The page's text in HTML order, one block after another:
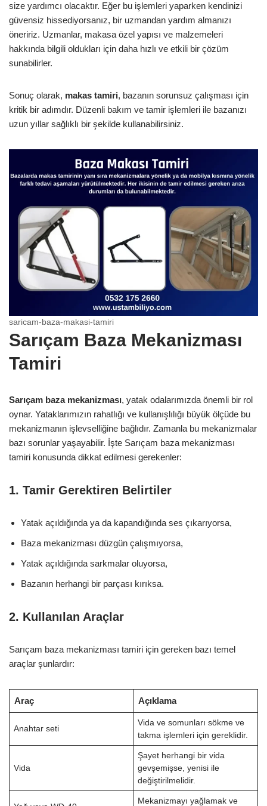
size yardımcı olacaktır. Eğer bu işlemleri yaparken kendinizi
güvensiz hissediyorsanız, bir uzmandan yardım almanızı
öneririz. Uzmanlar, makasa özel yapısı ve malzemeleri
hakkında bilgili oldukları için daha hızlı ve etkili bir çözüm
sunabilirler.
Sonuç olarak, makas tamiri, bazanın sorunsuz çalışması için
kritik bir adımdır. Düzenli bakım ve tamir işlemleri ile bazanızı
uzun yıllar sağlıklı bir şekilde kullanabilirsiniz.
saricam-baza-makasi-tamiri
Sarıçam Baza Mekanizması
Tamiri
Sarıçam baza mekanizması, yatak odalarımızda önemli bir rol
oynar. Yataklarımızın rahatlığı ve kullanışlılığı büyük ölçüde bu
mekanizmanın işlevselliğine bağlıdır. Zamanla bu mekanizmalar
bazı sorunlar yaşayabilir. İşte Sarıçam baza mekanizması
tamiri konusunda dikkat edilmesi gerekenler:
1. Tamir Gerektiren Belirtiler
Yatak açıldığında ya da kapandığında ses çıkarıyorsa,
Baza mekanizması düzgün çalışmıyorsa,
Yatak açıldığında sarkmalar oluyorsa,
Bazanın herhangi bir parçası kırıksa.
2. Kullanılan Araçlar
Sarıçam baza mekanizması tamiri için gereken bazı temel
araçlar şunlardır:
Araç Açıklama
Anahtar seti
Vida ve somunları sökme ve
takma işlemleri için gereklidir.
Vida
Şayet herhangi bir vida
gevşemişse, yenisi ile
değiştirilmelidir.
Mekanizmayı yağlamak ve